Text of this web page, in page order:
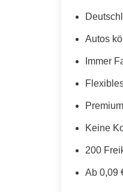
Autos
Immer
Keine
200
Ab 0,09